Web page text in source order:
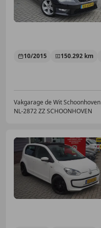
10/2015 150.292 km
Vakgarage de Wit Schoonhoven
NL-2872 ZZ SCHOONHOVEN